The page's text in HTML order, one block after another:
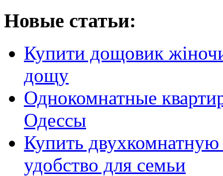
Новые статьи:
Купити дощовик
дощу
Однокомнатные
Одессы
Купить
удобство для семьи